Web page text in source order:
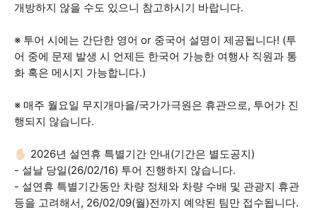
개방하지 않을 수도 있으니 참고하시기 바랍니다.
※ 투어 시에는 간단한 영어 or 중국어 설명이 제공됩니다! (투
어 중에 문제 발생 시 언제든 한국어 가능한 여행사 직원과 통
화 혹은 메시지 가능합니다.)
※ 매주 월요일 무지개마을/국가가극원은 휴관으로, 투어가 진
행되지 않습니다.
✋🏻 2026년 설연휴 특별기간 안내(기간은 별도공지)
- 설날 당일(26/02/16) 투어 진행하지 않습니다.
- 설연휴 특별기간동안 차량 정체와 차량 수배 및 관광지 휴관
등을 고려해서, 26/02/09(월)전까지 예약된 팀만 접수됩니다.